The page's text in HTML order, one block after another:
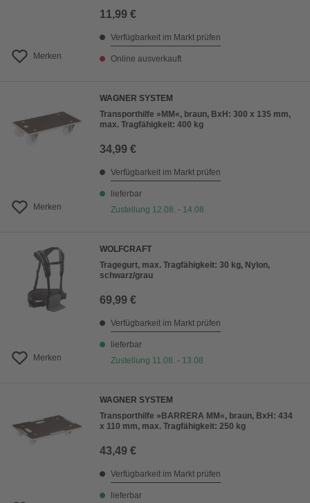
Merken
11,99 €
Verfügbarkeit im Markt prüfen
Online ausverkauft
Merken
WAGNER SYSTEM
Transporthilfe »MM«, braun, BxH: 300 x 135 mm,
max. Tragfähigkeit: 400 kg
34,99 €
Verfügbarkeit im Markt prüfen
lieferbar
Zustellung 12.08. - 14.08.
Merken
WOLFCRAFT
Tragegurt, max. Tragfähigkeit: 30 kg, Nylon,
schwarz/grau
69,99 €
Verfügbarkeit im Markt prüfen
lieferbar
Zustellung 11.08. - 13.08.
WAGNER SYSTEM
Transporthilfe »BARRERA MM«, braun, BxH: 434
x 110 mm, max. Tragfähigkeit: 250 kg
43,49 €
Verfügbarkeit im Markt prüfen
lieferbar